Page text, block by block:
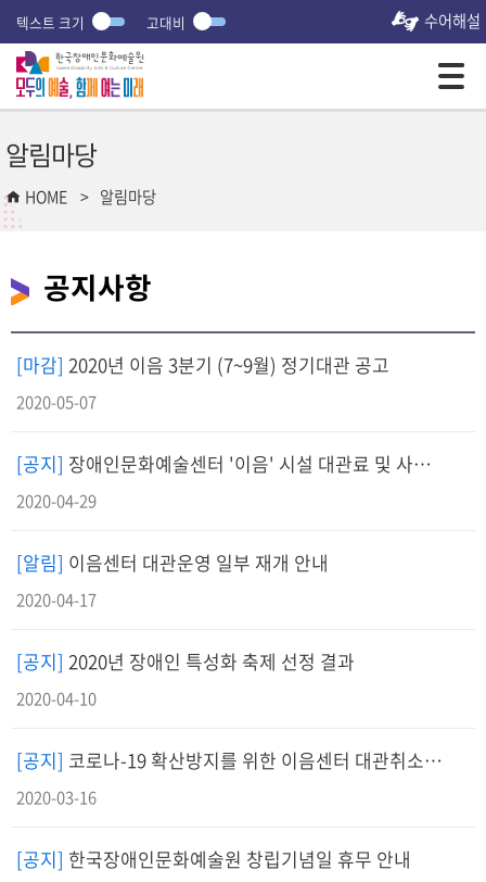
텍스트 크기 고대비 수어해설
알림마당
HOME 알림마당
공지사항
[마감] 2020년 이음 3분기 (7~9월) 정기대관 공고
2020-05-07
[공지] 장애인문화예술센터 '이음' 시설 대관료 및 사용시간 변경 안내
2020-04-29
[알림] 이음센터 대관운영 일부 재개 안내
2020-04-17
[공지] 2020년 장애인 특성화 축제 선정 결과
2020-04-10
[공지] 코로나-19 확산방지를 위한 이음센터 대관취소 및 운영중단 안내
2020-03-16
[공지] 한국장애인문화예술원 창립기념일 휴무 안내